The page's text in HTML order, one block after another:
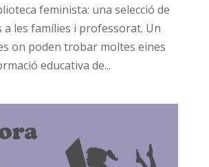
feminista: una selecció de
les famílies i professorat. Un
on poden trobar moltes eines
educativa de...